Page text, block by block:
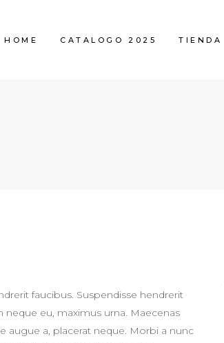
HOME CATALOGO 2025 TIENDA
faucibus. Suspendisse hendrerit
eu, maximus urna. Maecenas
augue a, placerat neque. Morbi a nunc